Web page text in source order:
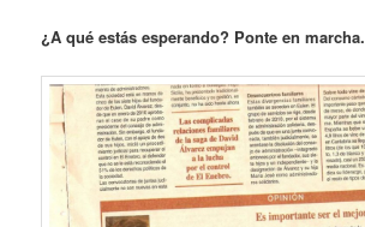
¿A qué estás esperando? Ponte en marcha.